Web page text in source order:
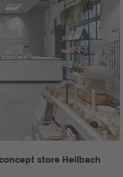
store Hellbach